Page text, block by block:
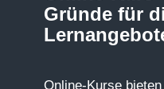
Gründe für
Online-Kurse